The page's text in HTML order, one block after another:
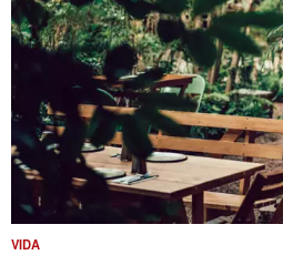
VIDA